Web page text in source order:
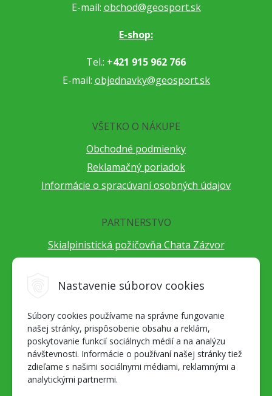
Nastavenie súborov cookies
Súbory cookies používame na správne fungovanie
našej stránky, prispôsobenie obsahu a reklám,
poskytovanie funkcií sociálnych médií a na analýzu
návštevnosti. Informácie o používaní našej stránky tiež
zdieľame s našimi sociálnymi médiami, reklamnými a
analytickými partnermi.
E-mail: obchod@geosport.sk
E-shop:
Tel.: +421 915 962 766
E-mail: objednavky@geosport.sk
VŠETKO O NÁKUPE
Obchodné podmienky
Reklamačný poriadok
Informácie o spracúvaní osobných údajov
PARTNERSTVO
Skialpinistická požičovňa Chata Zázvor
Cestovateľský festival Cestou necestou
Alpenverein Slovensko
Hore-dole Derešom
Motorest Nemecká
Splav Hrona